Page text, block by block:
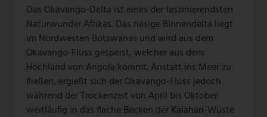
access
carousel
navigation
buttons
Das Okavango-Delta ist eines der faszinierendsten
Naturwunder Afrikas. Das riesige Binnendelta liegt
im Nordwesten Botswanas und wird aus dem
Okavango-Fluss gespeist, welcher aus dem
Hochland von Angola kommt. Anstatt ins Meer zu
fließen, ergießt sich der Okavango-Fluss jedoch
während der Trockenzeit von April bis Oktober
weitläufig in das flache Becken derKalahari-Wüste